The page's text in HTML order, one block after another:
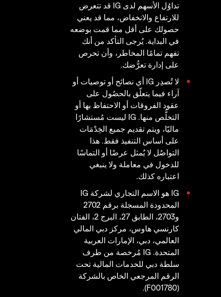
تداوُل الأسهم لدى IG قد تتعرض
للارتفاع والانخفاض، مما قد يعني
حصولك على أقل مما قمت بوضعه
في البداية. يُرجى التأكد من أنك
تفهم تمامًا المخاطر، وأن تحرص
على إدارة تعرُّضك.
لا تُصدِر IG أي نصائح أو توصيات أو
آراء فيما يتعلّق بالحصُول على
عقود الفروقات أو الاحتفاظ بها أو
التخلُّص منها. IG ليست مُستشارًا
ماليّا، ويتم تقديم جميع الخِدْمَات
على أساس التنفيذ فقط. هذا
التواصُل لا يُمثل عرضًا أو التماسًا
للدخول في معاملة ولا ينبغي
اعتباره كذلك.
IG هو الاسم التجاري لشركة IG
المحدودة المسجلة برقم 2702
و2703، الطابق 27، البرج 2، الفتان
كارنسي هاوس، مركز دبي المالي
العالمي، دبي، الإمارات العربية
المتحدة. IG مُرخصة من طرف
سلطة دبي للخدمات المالية تحت
الرقم المرجعي الخاص بالشركة
(F001780).